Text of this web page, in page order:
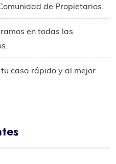
de Propietarios.
en todas las
casa rápido y al mejor